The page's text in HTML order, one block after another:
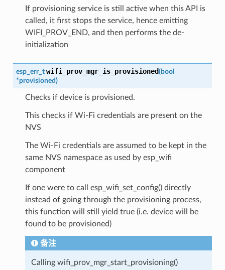
If provisioning service is still active when this API is
called, it first stops the service, hence emitting
WIFI_PROV_END, and then performs the de-
initialization
esp_err_t wifi_prov_mgr_is_provisioned(bool
*provisioned)
Checks if device is provisioned.
This checks if Wi-Fi credentials are present on the
NVS
The Wi-Fi credentials are assumed to be kept in the
same NVS namespace as used by esp_wifi
component
If one were to call esp_wifi_set_config() directly
instead of going through the provisioning process,
this function will still yield true (i.e. device will be
found to be provisioned)
备注
Calling wifi_prov_mgr_start_provisioning()